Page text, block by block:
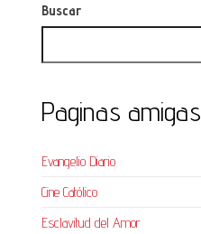
Buscar
Paginas amigas
Evangelio Diario
Cine Católico
Esclavitud del Amor